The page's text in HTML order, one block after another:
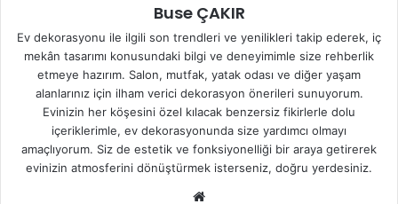
Buse ÇAKIR
Ev dekorasyonu ile ilgili son trendleri ve yenilikleri takip ederek, iç
mekân tasarımı konusundaki bilgi ve deneyimimle size rehberlik
etmeye hazırım. Salon, mutfak, yatak odası ve diğer yaşam
alanlarınız için ilham verici dekorasyon önerileri sunuyorum.
Evinizin her köşesini özel kılacak benzersiz fikirlerle dolu
içeriklerimle, ev dekorasyonunda size yardımcı olmayı
amaçlıyorum. Siz de estetik ve fonksiyonelliği bir araya getirerek
evinizin atmosferini dönüştürmek isterseniz, doğru yerdesiniz.